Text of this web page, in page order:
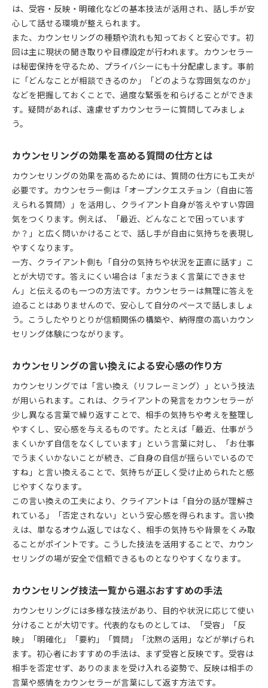
は、受容・反映・明確化などの基本技法が活用され、話し手が安
心して話せる環境が整えられます。
また、カウンセリングの種類や流れも知っておくと安心です。初
回は主に現状の聞き取りや目標設定が行われます。カウンセラー
は秘密保持を守るため、プライバシーにも十分配慮します。事前
に「どんなことが相談できるのか」「どのような雰囲気なのか」
などを把握しておくことで、過度な緊張を和らげることができま
す。疑問があれば、遠慮せずカウンセラーに質問してみましょ
う。
カウンセリングの効果を高める質問の仕方とは
カウンセリングの効果を高めるためには、質問の仕方にも工夫が
必要です。カウンセラー側は「オープンクエスチョン（自由に答
えられる質問）」を活用し、クライアント自身が答えやすい雰囲
気をつくります。例えば、「最近、どんなことで困っています
か？」と広く問いかけることで、話し手が自由に気持ちを表現し
やすくなります。
一方、クライアント側も「自分の気持ちや状況を正直に話す」こ
とが大切です。答えにくい場合は「まだうまく言葉にできませ
ん」と伝えるのも一つの方法です。カウンセラーは無理に答えを
迫ることはありませんので、安心して自分のペースで話しましょ
う。こうしたやりとりが信頼関係の構築や、納得度の高いカウン
セリング体験につながります。
カウンセリングの言い換えによる安心感の作り方
カウンセリングでは「言い換え（リフレーミング）」という技法
が用いられます。これは、クライアントの発言をカウンセラーが
少し異なる言葉で繰り返すことで、相手の気持ちや考えを整理し
やすくし、安心感を与えるものです。たとえば「最近、仕事がう
まくいかず自信をなくしています」という言葉に対し、「お仕事
でうまくいかないことが続き、ご自身の自信が揺らいでいるので
すね」と言い換えることで、気持ちが正しく受け止められたと感
じやすくなります。
この言い換えの工夫により、クライアントは「自分の話が理解さ
れている」「否定されない」という安心感を得られます。言い換
えは、単なるオウム返しではなく、相手の気持ちや背景をくみ取
ることがポイントです。こうした技法を活用することで、カウン
セリングの場が安全で信頼できるものとなりやすくなります。
カウンセリング技法一覧から選ぶおすすめの手法
カウンセリングには多様な技法があり、目的や状況に応じて使い
分けることが大切です。代表的なものとしては、「受容」「反
映」「明確化」「要約」「質問」「沈黙の活用」などが挙げられ
ます。初心者におすすめの手法は、まず受容と反映です。受容は
相手を否定せず、ありのままを受け入れる姿勢で、反映は相手の
言葉や感情をカウンセラーが言葉にして返す方法です。